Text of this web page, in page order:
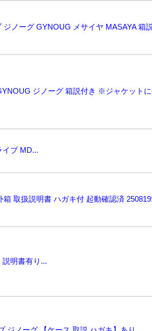
イブ MD...
明書有り...